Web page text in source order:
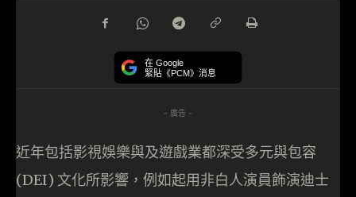
在 Google
緊貼《PCM》消息
- 廣告 -
近年包括影視娛樂與及遊戲業都深受多元與包容
(DEI) 文化所影響，例如起用非白人演員飾演迪士